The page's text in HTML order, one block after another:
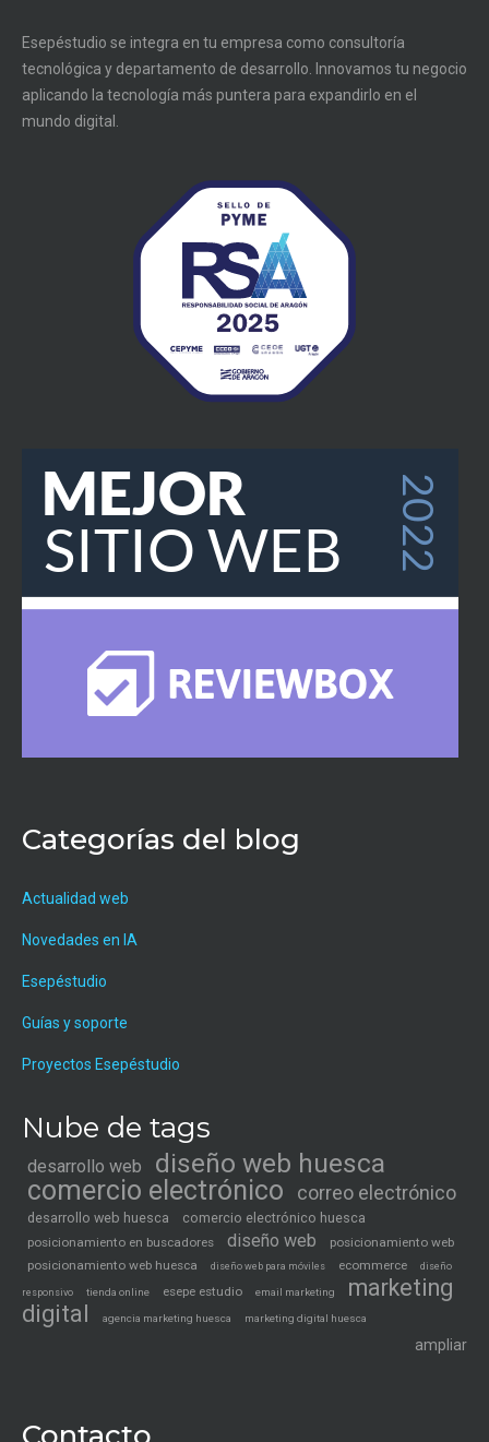
Esepéstudio se integra en tu empresa como consultoría
tecnológica y departamento de desarrollo. Innovamos tu negocio
aplicando la tecnología más puntera para expandirlo en el
mundo digital.
Categorías del blog
Actualidad web
Novedades en IA
Esepéstudio
Guías y soporte
Proyectos Esepéstudio
Nube de tags
desarrollo web
diseño web huesca
comercio electrónico
correo electrónico
desarrollo web huesca comercio electrónico huesca
posicionamiento en buscadores diseño web
posicionamiento web
posicionamiento web huesca
diseño web para móviles ecommerce diseño
responsivo tienda online esepe estudio email marketing
marketing
digital
agencia marketing huesca marketing digital huesca
ampliar